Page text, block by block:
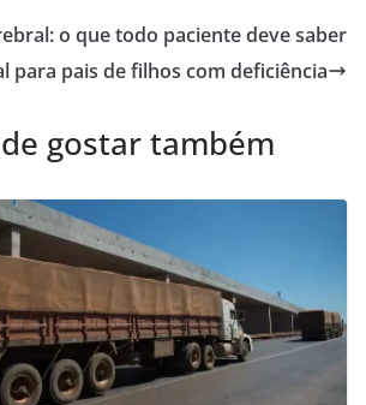
o que todo paciente deve saber
para pais de filhos com deficiência
gostar também